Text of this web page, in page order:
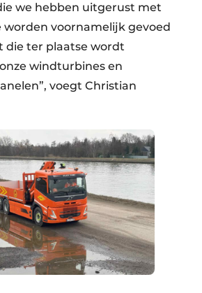
we hebben uitgerust met
worden voornamelijk gevoed
die ter plaatse wordt
windturbines en
voegt Christian